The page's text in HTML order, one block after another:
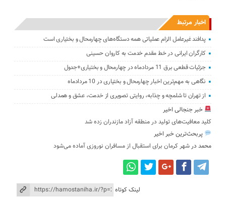
اخبار مرتبط
پدافند غیرعامل الزام عملیاتی همه دستگاه‌های چهارمحال و بختیاری است
کارگران ایرانی در خط مقدم خدمت به کاروان حسینی
جزئیات قطعی برق 11 مردادماه در چهارمحال و بختیاری+جدول
نگاهی به مهم‌ترین اخبار چهارمحال و بختیاری در 10 مردادماه
از تهران تا شلمچه و چذابه، روایتی تصویری از خدمت، عشق و همدلی
خبر جنجالی اخیر
کلید معافیت‌های تولید در منطقه آزاد مازندران زده شد
پربحث‌ترین خبر اخیر
محمد درشهر کرمان برای استقبال از مسافران نوروزی آماده می‌شود
لینک کوتاه